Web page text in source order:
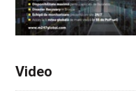
Video